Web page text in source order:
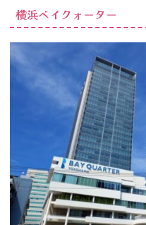
03. 横浜には高校
生向けの遊び場
横浜ベイクォーター